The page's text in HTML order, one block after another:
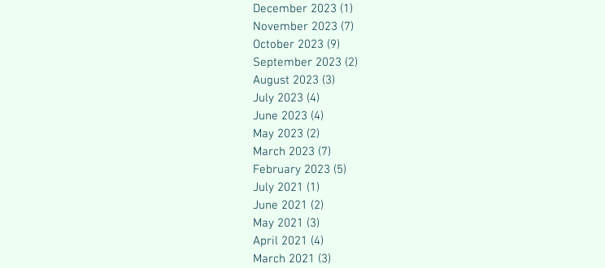
December 2023 (1)
November 2023 (7)
October 2023 (9)
September 2023 (2)
August 2023 (3)
July 2023 (4)
June 2023 (4)
May 2023 (2)
March 2023 (7)
February 2023 (5)
July 2021 (1)
June 2021 (2)
May 2021 (3)
April 2021 (4)
March 2021 (3)